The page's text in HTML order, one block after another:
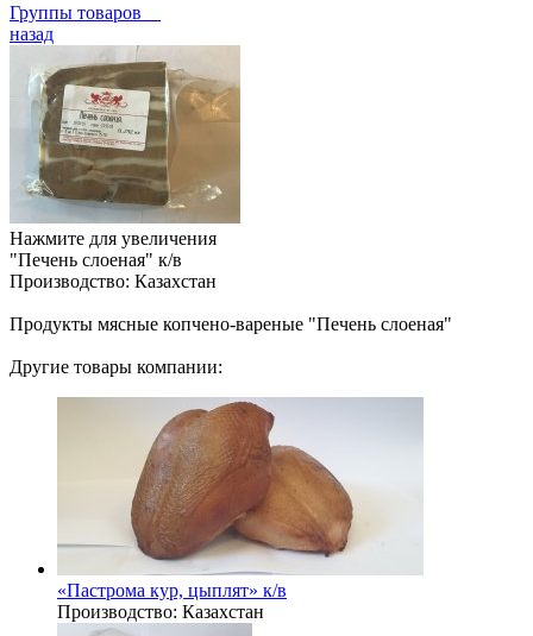
Группы товаров
назад
Нажмите для увеличения
"Печень слоеная" к/в
Производство: Казахстан
Продукты мясные копчено-вареные "Печень слоеная"
Другие товары компании:
«Пастрома кур, цыплят» к/в
Производство: Казахстан